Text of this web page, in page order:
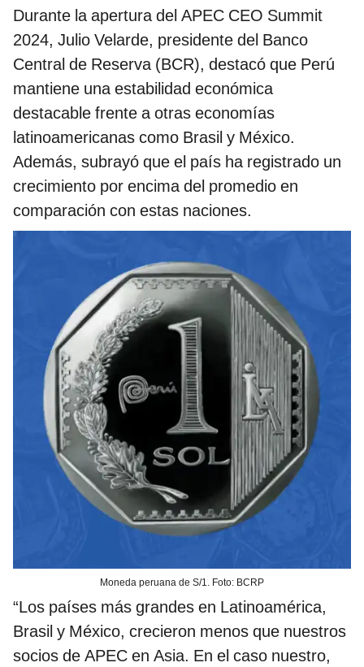
Durante la apertura del APEC CEO Summit
2024, Julio Velarde, presidente del Banco
Central de Reserva (BCR), destacó que Perú
mantiene una estabilidad económica
destacable frente a otras economías
latinoamericanas como Brasil y México.
Además, subrayó que el país ha registrado un
crecimiento por encima del promedio en
comparación con estas naciones.
Moneda peruana de S/1. Foto: BCRP
“Los países más grandes en Latinoamérica,
Brasil y México, crecieron menos que nuestros
socios de APEC en Asia. En el caso nuestro,